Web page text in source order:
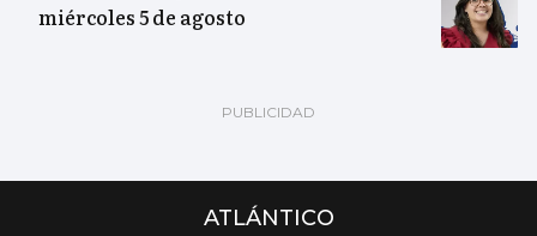
miércoles 5 de agosto
ATLÁNTICO